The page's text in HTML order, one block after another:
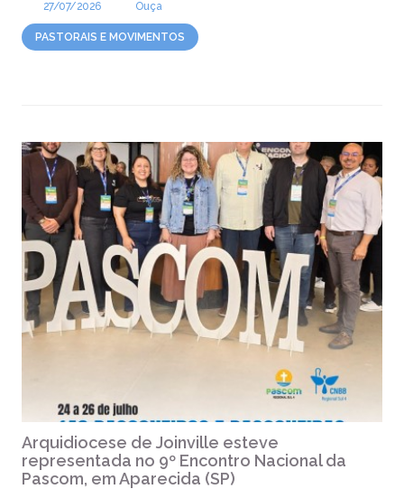
27/07/2026 Ouça
PASTORAIS E MOVIMENTOS
Arquidiocese de Joinville esteve
representada no 9º Encontro Nacional da
Pascom, em Aparecida (SP)